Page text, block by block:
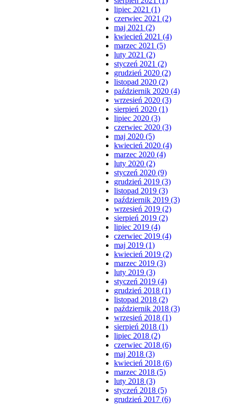
lipiec 2021 (1)
czerwiec 2021 (2)
maj 2021 (2)
kwiecień 2021 (4)
marzec 2021 (5)
luty 2021 (2)
styczeń 2021 (2)
grudzień 2020 (2)
listopad 2020 (2)
październik 2020 (4)
wrzesień 2020 (3)
sierpień 2020 (1)
lipiec 2020 (3)
czerwiec 2020 (3)
maj 2020 (5)
kwiecień 2020 (4)
marzec 2020 (4)
luty 2020 (2)
styczeń 2020 (9)
grudzień 2019 (3)
listopad 2019 (3)
październik 2019 (3)
wrzesień 2019 (2)
sierpień 2019 (2)
lipiec 2019 (4)
czerwiec 2019 (4)
maj 2019 (1)
kwiecień 2019 (2)
marzec 2019 (3)
luty 2019 (3)
styczeń 2019 (4)
grudzień 2018 (1)
listopad 2018 (2)
październik 2018 (3)
wrzesień 2018 (1)
sierpień 2018 (1)
lipiec 2018 (2)
czerwiec 2018 (6)
maj 2018 (3)
kwiecień 2018 (6)
marzec 2018 (5)
luty 2018 (3)
styczeń 2018 (5)
grudzień 2017 (6)